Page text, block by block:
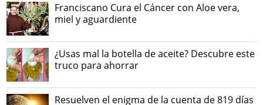
Franciscano Cura el Cáncer con Aloe vera,
miel y aguardiente
¿Usas mal la botella de aceite? Descubre este
truco para ahorrar
Resuelven el enigma de la cuenta de 819 días